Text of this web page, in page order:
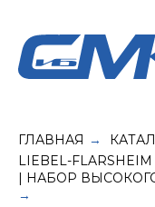
ГЛАВНАЯ →
LIEBEL-
| НАБОР
→